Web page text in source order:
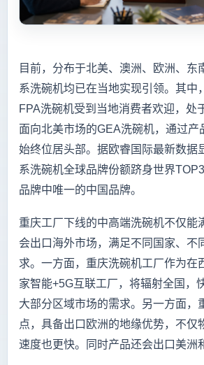
目前，分布于北美、澳洲、欧洲、东
系洗碗机均已在当地实现引领。其中
FPA洗碗机受到当地消费者欢迎，处
面向北美市场的GEA洗碗机，通过产
始终位居头部。据欧睿国际最新数据
系洗碗机全球品牌份额跻身世界
品牌中唯一的中国品牌。
重庆工厂下线的中高端洗碗机不仅能
会出口海外市场，满足不同国家、不
求。一方面，重庆洗碗机工厂作为在
家智能+5G互联工厂，将辐射全国，
大部分区域市场的需求。另一方面，
点，具备出口欧洲的地缘优势，不仅
速度也更快。同时产品还会出口美洲